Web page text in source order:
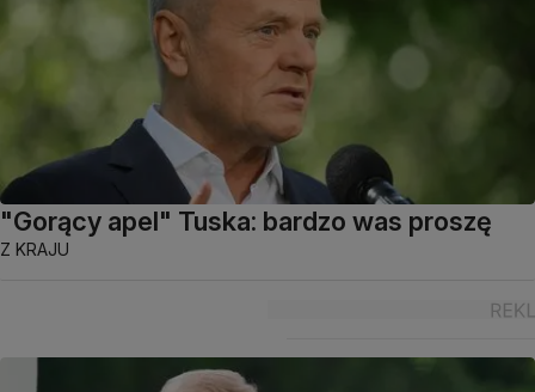
"Gorący apel" Tuska: bardzo was proszę
Z KRAJU